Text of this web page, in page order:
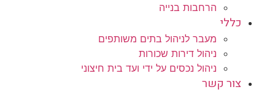
הרחבות בנייה
כללי
מעבר לניהול בתים משותפים
ניהול דירות שכורות
ניהול נכסים על ידי ועד בית חיצוני
צור קשר